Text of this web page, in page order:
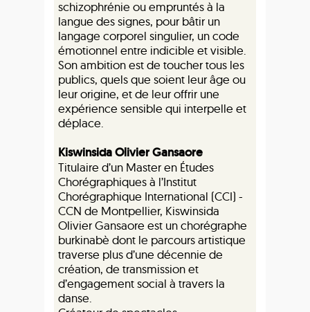
schizophrénie ou empruntés à la
langue des signes, pour bâtir un
langage corporel singulier, un code
émotionnel entre indicible et visible.
Son ambition est de toucher tous les
publics, quels que soient leur âge ou
leur origine, et de leur offrir une
expérience sensible qui interpelle et
déplace.
Kiswinsida Olivier Gansaore
Titulaire d’un Master en Études
Chorégraphiques à l’Institut
Chorégraphique International (CCI) -
CCN de Montpellier, Kiswinsida
Olivier Gansaore est un chorégraphe
burkinabè dont le parcours artistique
traverse plus d’une décennie de
création, de transmission et
d’engagement social à travers la
danse.